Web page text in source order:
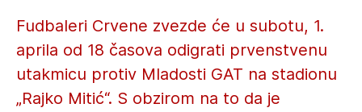
Fudbaleri Crvene zvezde će u subotu, 1.
aprila od 18 časova odigrati prvenstvenu
utakmicu protiv Mladosti GAT na stadionu
„Rajko Mitić“. S obzirom na to da je